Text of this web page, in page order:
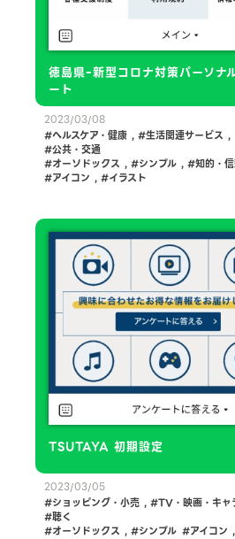
徳島県ｰ新型コロナ対策パーソナ
ート
2023/03/08
ヘルスケア・健康 , 生活関連サービス ,
公共・交通
オーソドックス , シンプル ,
知的・
アイコン , イラスト
TSUTAYA 初期設定
2023/03/05
ショッピング・小売 , TV・映画・キャ
聴く
オーソドックス , シンプル アイコン ,